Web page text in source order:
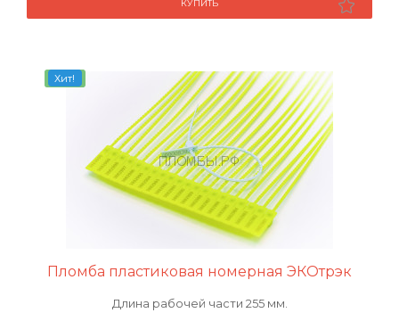
Пломба пластиковая номерная ЭКОтрэк
Длина рабочей части 255 мм.
Хит!